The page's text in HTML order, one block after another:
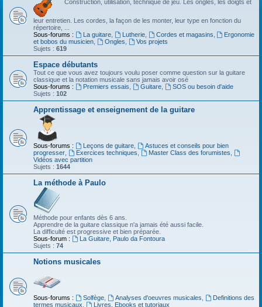
Construction, utilisation, technique de jeu. Les ongles, les doigts et
leur entretien. Les cordes, la façon de les monter, leur type en fonction du
répertoire, ...
Sous-forums :
La guitare, Lutherie, Cordes et magasins
Ergonomie
et bobos du musicien
Ongles
Vos projets
Sujets : 619
Espace débutants
Tout ce que vous avez toujours voulu poser comme question sur la guitare
classique et la notation musicale sans jamais avoir osé
Sous-forums :
Premiers essais Guitare,
SOS ou besoin d'aide
Sujets : 102
Apprentissage et enseignement de la guitare
Sous-forums : Leçons de guitare,
Astuces et conseils pour bien
progresser
Exercices techniques Master Class des forumistes
Vidéos avec partition
Sujets : 1644
La méthode à Paulo
Méthode pour enfants dès 6 ans.
Apprendre de la guitare classique n'a jamais été aussi facile.
La difficulté est progressive et bien préparée.
Sous-forum :
La Guitare, Paulo da Fontoura
Sujets : 74
Notions musicales
Sous-forums : Solfège, Analyses d'oeuvres musicales
Definitions des
termes musicaux
Livres, Ebooks et tutoriaux